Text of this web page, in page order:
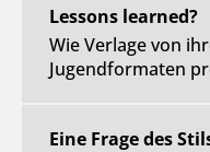
Lessons learned?
Wie Verlage von
Jugendformaten
Eine Frage des